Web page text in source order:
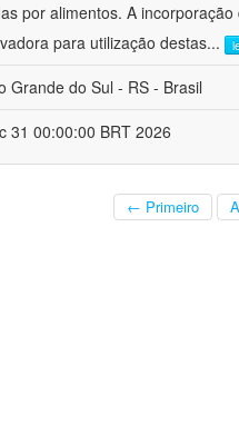
por alimentos. A
para utilização destas...
Grande do Sul - RS - Brasil
31 00:00:00 BRT 2026
← Primeiro